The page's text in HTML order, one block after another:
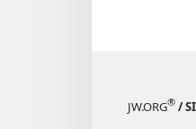
JW.ORG® /